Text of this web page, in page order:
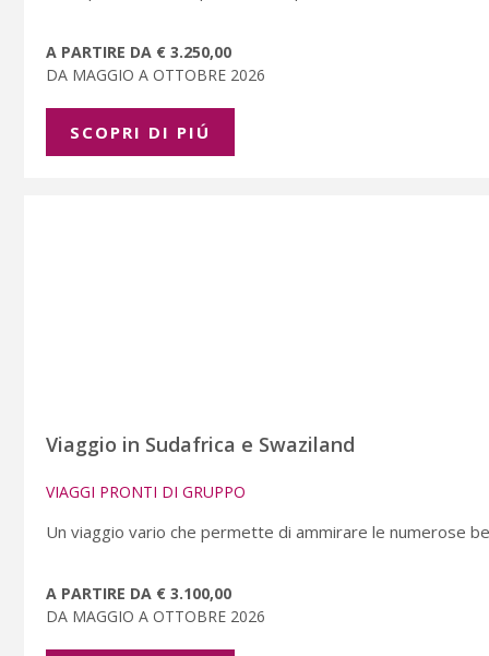
A PARTIRE DA € 3.250,00
DA MAGGIO A OTTOBRE 2026
SCOPRI DI PIÚ
Viaggio in Sudafrica e Swaziland
VIAGGI PRONTI DI GRUPPO
Un viaggio vario che permette di ammirare le numerose
A PARTIRE DA € 3.100,00
DA MAGGIO A OTTOBRE 2026